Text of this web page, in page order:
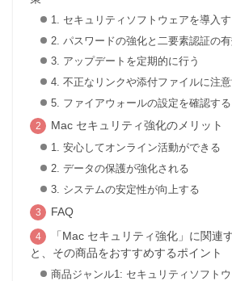
1. セキュリティソフトウェアを導入
2. パスワードの強化と二要素認証の
3. アップデートを定期的に行う
4. 不正なリンクや添付ファイルに注
5. ファイアウォールの設定を確認する
Mac セキュリティ強化のメリット
1. 安心してオンライン活動ができる
2. データの保護が強化される
3. システムの安定性が向上する
FAQ
「Mac セキュリティ強化」に関連
と、その商品をおすすめするポイント
商品ジャンル1: セキュリティソフト